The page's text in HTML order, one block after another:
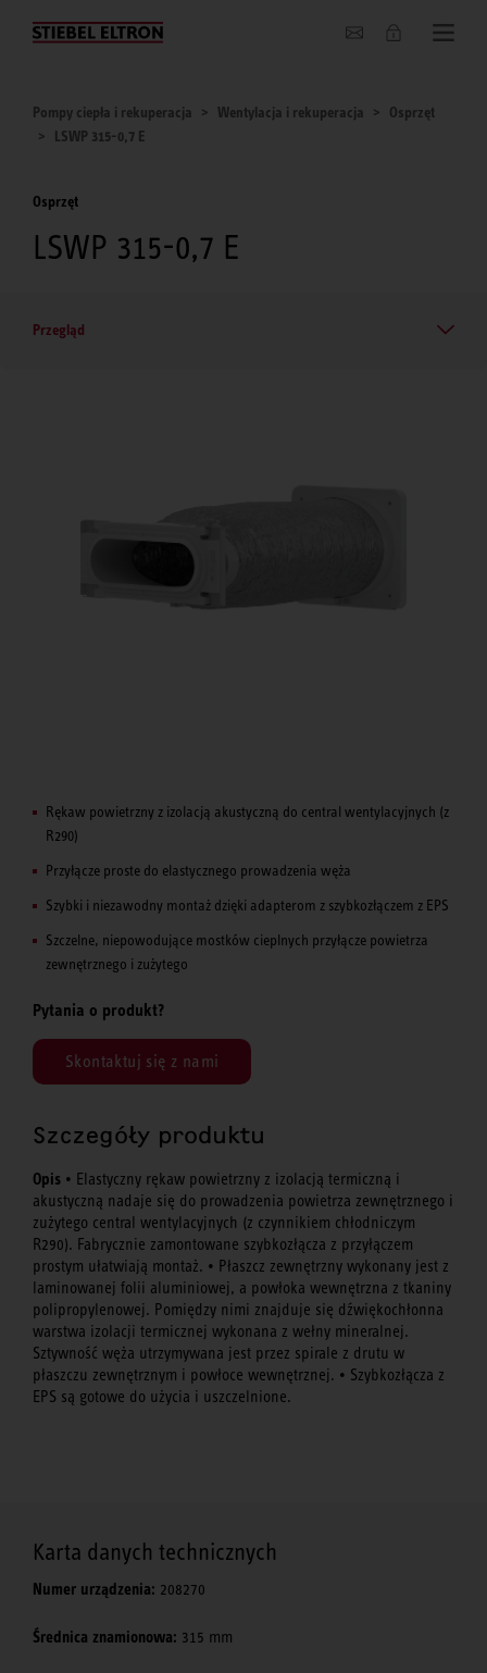
O nas
Pompy ciepła i rekuperacja Wentylacja i rekuperacja
Osprzęt
LSWP 315-0,7 E
Osprzęt
LSWP 315-0,7 E
Przegląd
Rękaw powietrzny z izolacją akustyczną do central wentylacyjnych (z
R290)
Przyłącze proste do elastycznego prowadzenia węża
Szybki i niezawodny montaż dzięki adapterom z szybkozłączem z EPS
Szczelne, niepowodujące mostków cieplnych przyłącze powietrza
zewnętrznego i zużytego
Pytania o produkt?
Skontaktuj się z nami
Szczegóły produktu
Opis • Elastyczny rękaw powietrzny z izolacją termiczną i
akustyczną nadaje się do prowadzenia powietrza zewnętrznego i
zużytego central wentylacyjnych (z czynnikiem chłodniczym
R290). Fabrycznie zamontowane szybkozłącza z przyłączem
prostym ułatwiają montaż. • Płaszcz zewnętrzny wykonany jest z
laminowanej folii aluminiowej, a powłoka wewnętrzna z tkaniny
polipropylenowej. Pomiędzy nimi znajduje się dźwiękochłonna
warstwa izolacji termicznej wykonana z wełny mineralnej.
Sztywność węża utrzymywana jest przez spirale z drutu w
płaszczu zewnętrznym i powłoce wewnętrznej. • Szybkozłącza z
EPS są gotowe do użycia i uszczelnione.
Karta danych technicznych
Numer urządzenia: 208270
Średnica znamionowa: 315 mm